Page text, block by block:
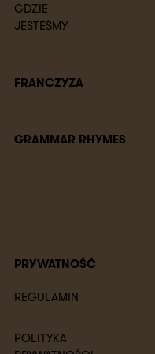
GDZIE
JESTEŚMY
FRANCZYZA
GRAMMAR RHYMES
PRYWATNOŚĆ
REGULAMIN
POLITYKA